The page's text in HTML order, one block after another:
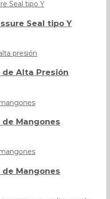
Seal tipo Y
Alta Presión
Mangones
Mangones